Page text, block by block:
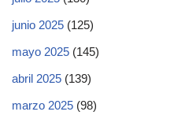
junio 2025 (125)
mayo 2025 (145)
abril 2025 (139)
marzo 2025 (98)